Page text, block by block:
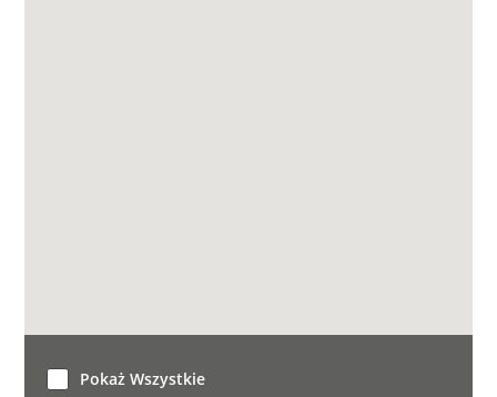
Pokaż Wszystkie